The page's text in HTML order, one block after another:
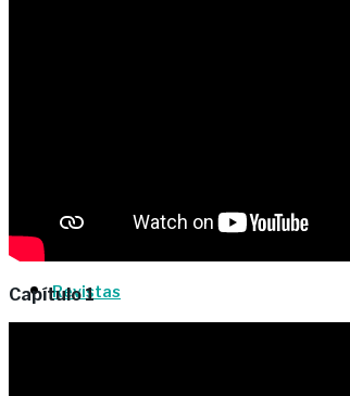
Podcast: Tertulias
Revistas
Capítulo 1